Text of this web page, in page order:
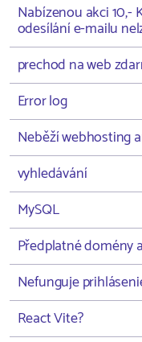
Nabízenou akci 10,-
odesílání e-mailu
prechod na web
Error log
Neběží webhosting
vyhledávání
MySQL
Předplatné domény
Nefunguje
React Vite?